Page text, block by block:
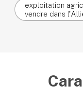
exploitation
vendre dans